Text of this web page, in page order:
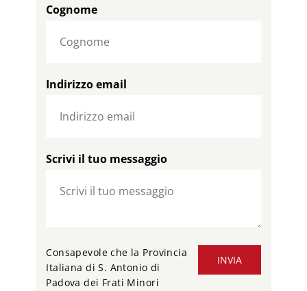
Cognome
Indirizzo email
Scrivi il tuo messaggio
INVIA
Consapevole che la Provincia
Italiana di S. Antonio di
Padova dei Frati Minori